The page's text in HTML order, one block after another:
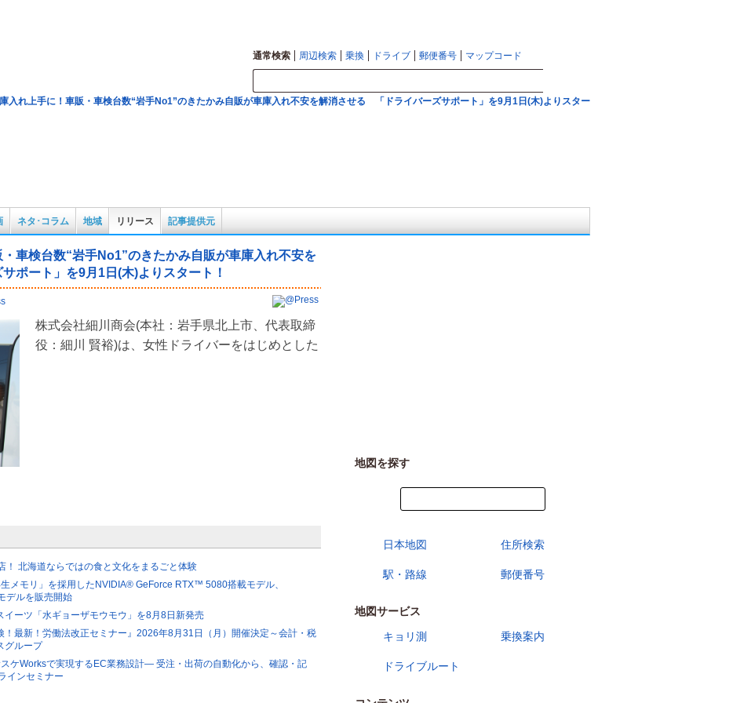
通常検索 周辺検索 乗換 ドライブ 郵便番号 マップコード
入れ上手に！車販・車検台数“岩手No1”のきたかみ自販が車庫入れ不安を解消させる 「ドライバーズサポート」を9月1日(木)よりスター
ネタ･コラム 地域 リリース 記事提供元
車検台数“岩手No1”のきたかみ自販が車庫入れ不安を
ポート」を9月1日(木)よりスタート！
株式会社細川商会(本社：岩手県北上市、代表取締
役：細川 賢裕)は、女性ドライバーをはじめとした
！ 北海道ならではの食と文化をまるごと体験
メモリ」を採用したNVIDIA® GeForce RTX™ 5080搭載モデル、
デルを販売開始
ーツ「水ギョーザモウモウ」を8月8日新発売
最新！労働法改正セミナー』2026年8月31日（月）開催決定～会計・税
グループ
ケWorksで実現するEC業務設計― 受注・出荷の自動化から、確認・記
インセミナー
地図を探す
日本地図 住所検索
駅・路線 郵便番号
地図サービス
キョリ測
乗換案内
ドライブルート